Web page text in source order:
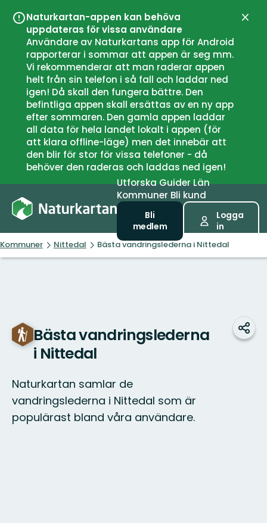
Naturkartan-appen kan behöva
uppdateras för vissa användare
Användare av Naturkartans app för Android
rapporterar i sommar att appen är seg mm.
Vi rekommenderar att man raderar appen
helt från sin telefon i så fall och laddar ned
igen! Då skall den fungera bättre. Den
befintliga appen skall ersättas av en ny app
efter sommaren. Den gamla appen laddar
all data för hela landet lokalt i appen (för
att klara offline-läge) men det innebär att
den blir för stor för vissa telefoner - då
behöver den raderas och laddas ned igen!
UtforskaGuiderLän
Kommuner Bli kund
Bli
medlem
Logga
in
Kommuner Nittedal Bästa vandringslederna i Nittedal
Bästa vandringslederna
i Nittedal
Naturkartan samlar de
vandringslederna i Nittedal som är
populärast bland våra användare.
Dela